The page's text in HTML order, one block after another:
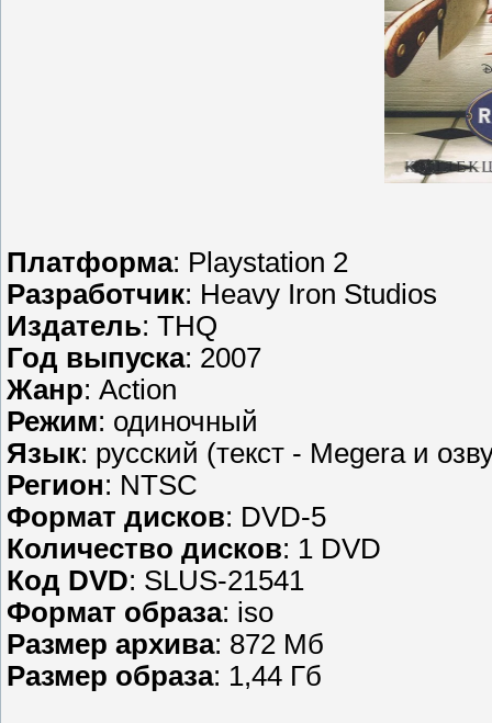
Платформа: Playstation 2
Разработчик: Heavy Iron Studios
Издатель: THQ
Год выпуска: 2007
Жанр: Action
Режим: одиночный
Язык: русский (текст - Megera и
Регион: NTSC
Формат дисков: DVD-5
Количество дисков: 1 DVD
Код DVD: SLUS-21541
Формат образа: iso
Размер архива: 872 Мб
Размер образа: 1,44 Гб